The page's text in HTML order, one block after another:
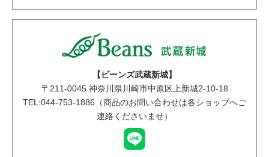
【ビーンズ武蔵新城】
〒 211-0045神奈川県川崎市中原区上新城2-10-18
TEL:044-753-1886（商品のお問い合わせは各ショップへご
連絡くださいませ）